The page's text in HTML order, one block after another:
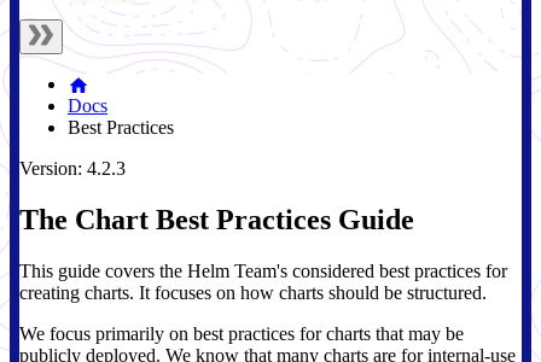
Docs
Best Practices
Version: 4.2.3
The Chart Best Practices Guide
This guide covers the Helm Team's considered best practices for
creating charts. It focuses on how charts should be structured.
We focus primarily on best practices for charts that may be
publicly deployed. We know that many charts are for internal-use